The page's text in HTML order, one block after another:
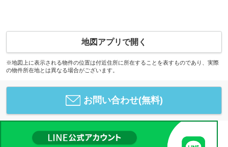
地図アプリで開く
※地図上に表示される物件の位置は付近住所に所在することを表すものであり、実際
の物件所在地とは異なる場合がございます。
お問い合わせ(無料)